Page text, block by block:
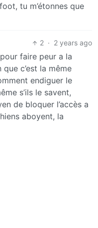
tu m’étonnes que
2 · 2 years ago
faire peur a la
c’est la même
endiguer le
s’ils le savent,
de bloquer l’accès a
aboyent, la